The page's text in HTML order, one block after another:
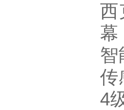
西
幕
智
传
4